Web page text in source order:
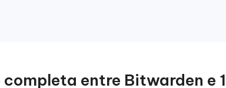
entre Bitwarden e